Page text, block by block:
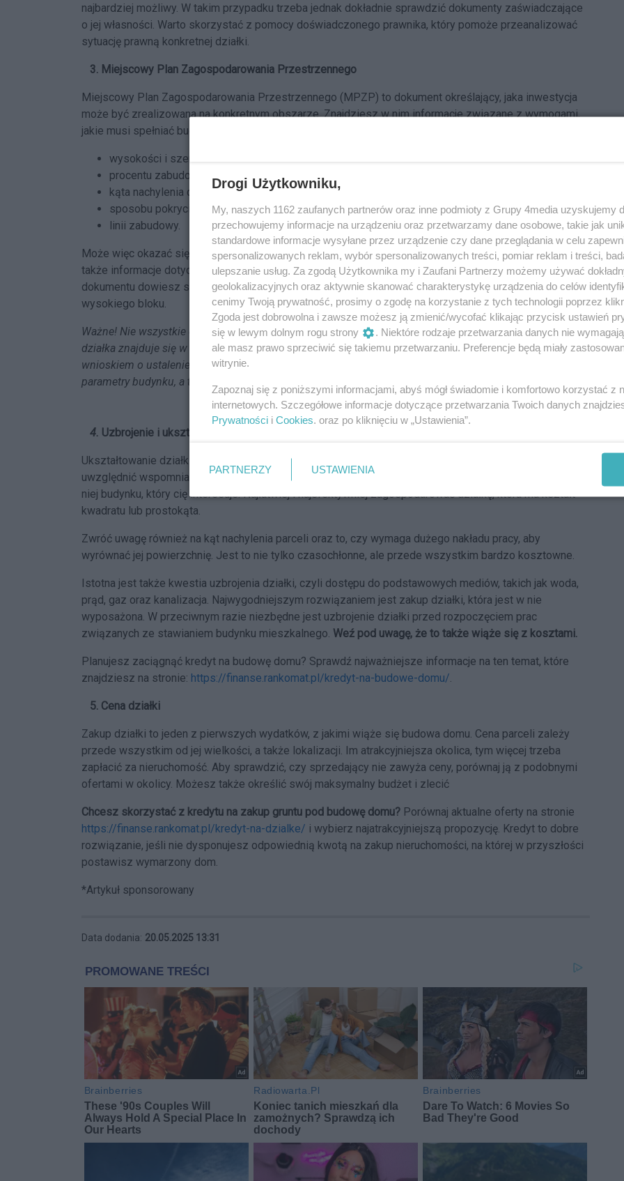
najbardziej możliwy. W takim przypadku trzeba jednak dokładnie sprawdzić dokumenty zaświadczające
o jej własności. Warto skorzystać z pomocy doświadczonego prawnika, który pomoże przeanalizować
sytuację prawną konkretnej działki.
3. Miejscowy Plan Zagospodarowania Przestrzennego
Miejscowy Plan Zagospodarowania Przestrzennego (MPZP) to dokument określający, jaka inwestycja
może być zrealizowana na konkretnym obszarze. Znajdziesz w nim informacje związane z wymogami,
jakie musi spełniać budynek dotyczące m.in.:
wysokości i szerokości elewacji,
procentu zabudowania działki,
kąta nachylenia dachu,
sposobu pokrycia dachu,
linii zabudowy.
Może więc okazać się, że na działce nie będzie można zrealizować wybranego projektu. MPZP zawiera
także informacje dotyczące tego, co w przyszłości będzie zlokalizowane w najbliższej okolicy. Z tego
dokumentu dowiesz się np. czy w okolicy nie jest planowana budowa centrum handlowego czy
wysokiego bloku.
Ważne! Nie wszystkie obszary są objęte Miejscowym Planem Zagospodarowania Przestrzennego. Jeśli
działka znajduje się w okolicy, gdzie ten dokument nie obowiązuje, konieczne jest wystąpienie z
wnioskiem o ustalenie warunków zabudowy i zagospodarowania terenu. Musisz zawrzeć w nim
parametry budynku, a także jego usytuowanie na działce.
Reklama
4. Uzbrojenie i ukształtowanie działki
Ukształtowanie działki także wpływa na to, czy uda ci się zrealizować wybrany projekt domu. Musisz
uwzględnić wspomniane już przepisy prawa. Jeśli parcela będzie zbyt wąska, możesz nie zmieścić na
niej budynku, który cię interesuje. Najłatwiej i najefektywniej zagospodarować działkę, która ma kształt
kwadratu lub prostokąta.
Zwróć uwagę również na kąt nachylenia parceli oraz to, czy wymaga dużego nakładu pracy, aby
wyrównać jej powierzchnię. Jest to nie tylko czasochłonne, ale przede wszystkim bardzo kosztowne.
Istotna jest także kwestia uzbrojenia działki, czyli dostępu do podstawowych mediów, takich jak woda,
prąd, gaz oraz kanalizacja. Najwygodniejszym rozwiązaniem jest zakup działki, która jest w nie
wyposażona. W przeciwnym razie niezbędne jest uzbrojenie działki przed rozpoczęciem prac
związanych ze stawianiem budynku mieszkalnego. Weź pod uwagę, że to także wiąże się z kosztami.
Planujesz zaciągnąć kredyt na budowę domu? Sprawdź najważniejsze informacje na ten temat, które
znajdziesz na stronie: https://finanse.rankomat.pl/kredyt-na-budowe-domu/
5. Cena działki
Zakup działki to jeden z pierwszych wydatków, z jakimi wiąże się budowa domu. Cena parceli zależy
przede wszystkim od jej wielkości, a także lokalizacji. Im atrakcyjniejsza okolica, tym więcej trzeba
zapłacić za nieruchomość. Aby sprawdzić, czy sprzedający nie zawyża ceny, porównaj ją z podobnymi
ofertami w okolicy. Możesz także określić swój maksymalny budżet i zlecić
Chcesz skorzystać z kredytu na zakup gruntu pod budowę domu? Porównaj aktualne oferty na stronie
https://finanse.rankomat.pl/kredyt-na-dzialke/ i wybierz najatrakcyjniejszą propozycję. Kredyt to dobre
rozwiązanie, jeśli nie dysponujesz odpowiednią kwotą na zakup nieruchomości, na której w przyszłości
postawisz wymarzony dom.
*Artykuł sponsorowany
Data dodania: 20.05.2025 13:31
Drogi Użytkowniku,
My, naszych 1162 zaufanych partnerów oraz inne podmioty z Grupy 4media uzyskujemy
przechowujemy informacje na urządzeniu oraz przetwarzamy dane osobowe, takie jak
standardowe informacje wysyłane przez urządzenie czy dane przeglądania w celu
spersonalizowanych reklam, wybór spersonalizowanych treści, pomiar reklam i treści,
ulepszanie usług. Za zgodą Użytkownika my i Zaufani Partnerzy możemy używać
geolokalizacyjnych oraz aktywnie skanować charakterystykę urządzenia do celów
cenimy Twoją prywatność, prosimy o zgodę na korzystanie z tych technologii poprzez
Zgoda jest dobrowolna i zawsze możesz ją zmienić/wycofać klikając przycisk ustawień
się w lewym dolnym rogu strony
. Niektóre rodzaje przetwarzania danych nie
ale masz prawo sprzeciwić się takiemu przetwarzaniu. Preferencje będą miały
witrynie.
Zapoznaj się z poniższymi informacjami, abyś mógł świadomie i komfortowo korzystać z
internetowych. Szczegółowe informacje dotyczące przetwarzania Twoich danych
Prywatności i Cookies. oraz po kliknięciu w „Ustawienia”.
PARTNERZY USTAWIENIA